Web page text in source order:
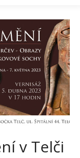
v Telči